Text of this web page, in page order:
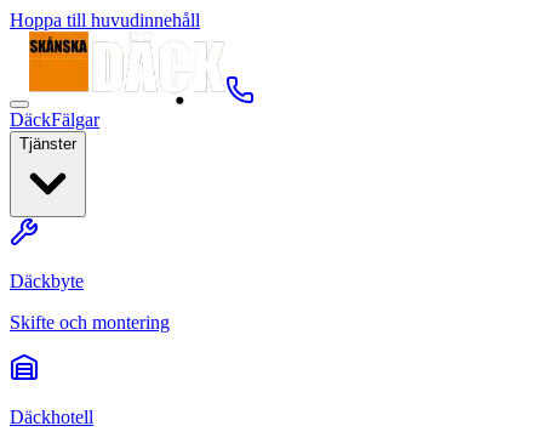
Hoppa till huvudinnehåll
DäckFälgar
Tjänster
Däckbyte
Skifte och montering
Däckhotell